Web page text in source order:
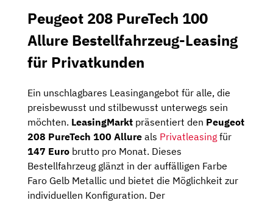
Peugeot 208 PureTech 100
Allure Bestellfahrzeug-Leasing
für Privatkunden
Ein unschlagbares Leasingangebot für alle, die
preisbewusst und stilbewusst unterwegs sein
möchten. LeasingMarkt präsentiert den Peugeot
208 PureTech 100 Allure als Privatleasing für
147 Euro brutto pro Monat. Dieses
Bestellfahrzeug glänzt in der auffälligen Farbe
Faro Gelb Metallic und bietet die Möglichkeit zur
individuellen Konfiguration. Der